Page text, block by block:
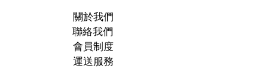
關於我們
聯絡我們
會員制度
運送服務